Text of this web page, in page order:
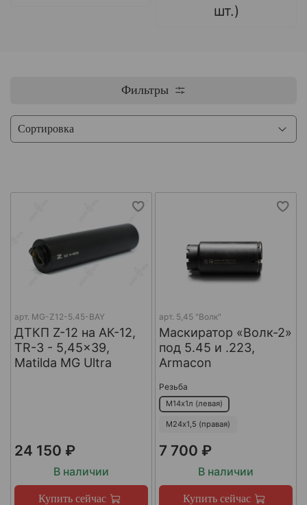
шт.)
Фильтры
арт. MG-Z12-5.45-BAY
ДТКП Z-12 на АК-12,
TR-3 - 5,45x39,
Matilda MG Ultra
24 150 ₽
В наличии
Купить сейчас
арт. 5,45 "Волк"
Маскиратор «Волк-2»
под 5.45 и .223,
Armacon
Резьба
М14х1л (левая)
М24х1,5 (правая)
7 700 ₽
В наличии
Купить сейчас